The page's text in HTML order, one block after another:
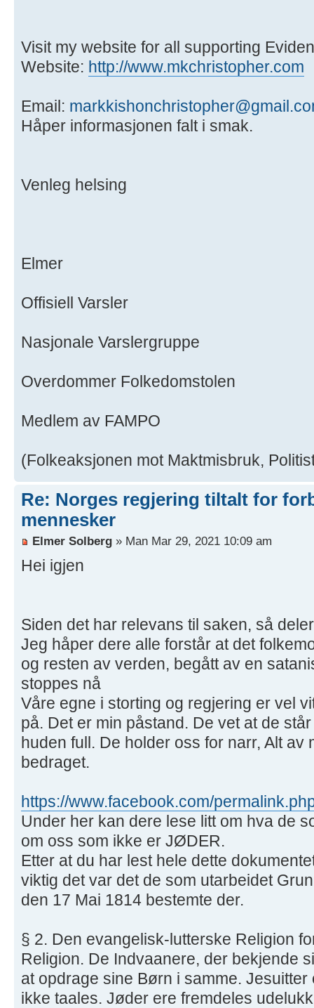
Visit my website for all supporting
Website: http://www.mkchristopher.com
Email:
Håper informasjonen falt i smak.
Venleg helsing
Elmer
Offisiell Varsler
Nasjonale Varslergruppe
Overdommer Folkedomstolen
Medlem av FAMPO
(Folkeaksjonen mot Maktmisbruk,
Re: Norges regjering tiltalt for
mennesker
Elmer Solberg » Man Mar 29, 2021 10:09 am
Hei igjen
Siden det har relevans til saken, så
Jeg håper dere alle forstår at det
og resten av verden, begått av en
stoppes nå
Våre egne i storting og regjering er vel
på. Det er min påstand. De vet at de
huden full. De holder oss for narr, Alt av
bedraget.
https://www.facebook.com/
Under her kan dere lese litt om hva de
om oss som ikke er JØDER.
Etter at du har lest hele dette
viktig det var det de som utarbeidet
den 17 Mai 1814 bestemte der.
§ 2. Den evangelisk-lutterske Religion
Religion. De Indvaanere, der bekjende
at opdrage sine Børn i samme.
ikke taales. Jøder ere fremdeles